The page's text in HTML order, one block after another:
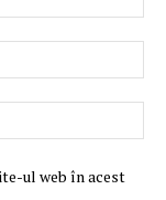
ul web în acest